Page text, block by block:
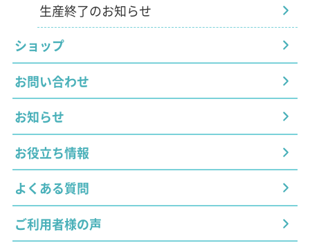
生産終了のお知らせ
ショップ
お問い合わせ
お知らせ
お役立ち情報
よくある質問
ご利用者様の声